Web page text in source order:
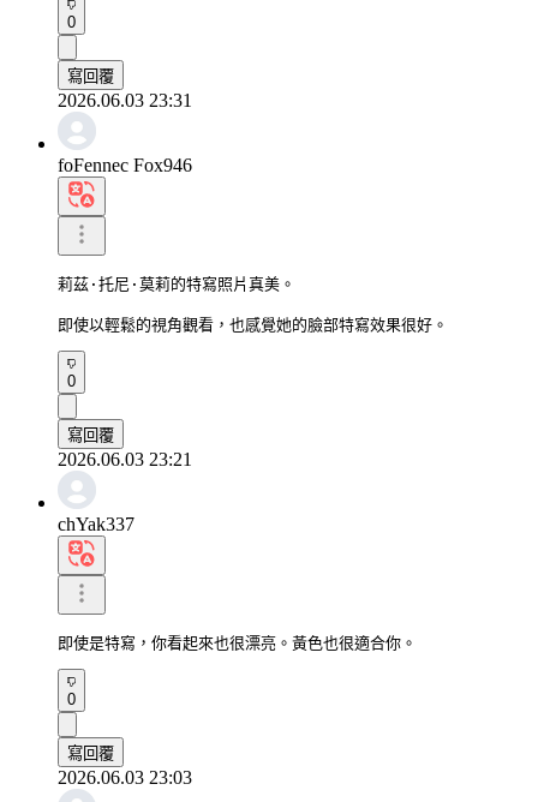
0
寫回覆
2026.06.03 23:31
foFennec Fox946
莉茲·托尼·莫莉的特寫照片真美。
即使以輕鬆的視角觀看，也感覺她的臉部特寫效果很好。
0
寫回覆
2026.06.03 23:21
chYak337
即使是特寫，你看起來也很漂亮。黃色也很適合你。
0
寫回覆
2026.06.03 23:03